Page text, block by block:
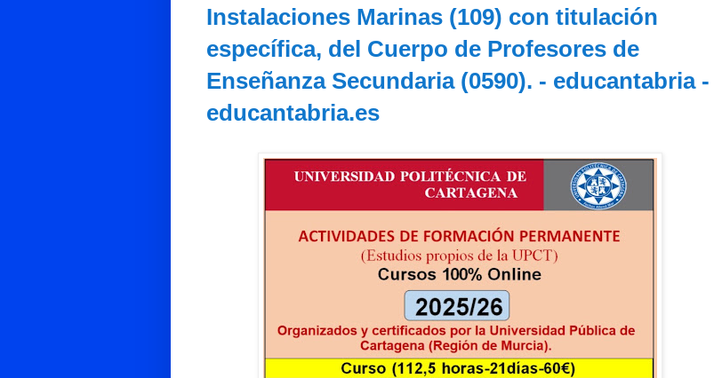
Instalaciones Marinas (109) con titulación
específica, del Cuerpo de Profesores de
Enseñanza Secundaria (0590). - educantabria -
educantabria.es